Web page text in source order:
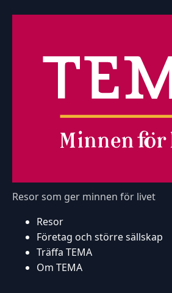
Resor som ger minnen för livet
Resor
Företag och större sällskap
Träffa TEMA
Om TEMA